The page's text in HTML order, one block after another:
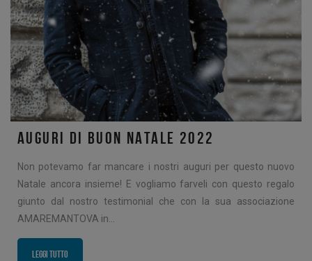
AUGURI DI BUON NATALE 2022
Non potevamo far mancare i nostri auguri per questo nuovo
Natale ancora insieme! E vogliamo farveli con questo regalo
giunto dal nostro testimonial che con la sua associazione
AMAREMANTOVA in…
Leggi tutto